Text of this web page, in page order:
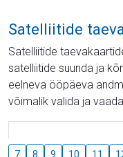
Satelliitide
Satelliitide
satelliitide suunda ja
eelneva ööpäeva
võimalik valida ja
7 8 9 10 11